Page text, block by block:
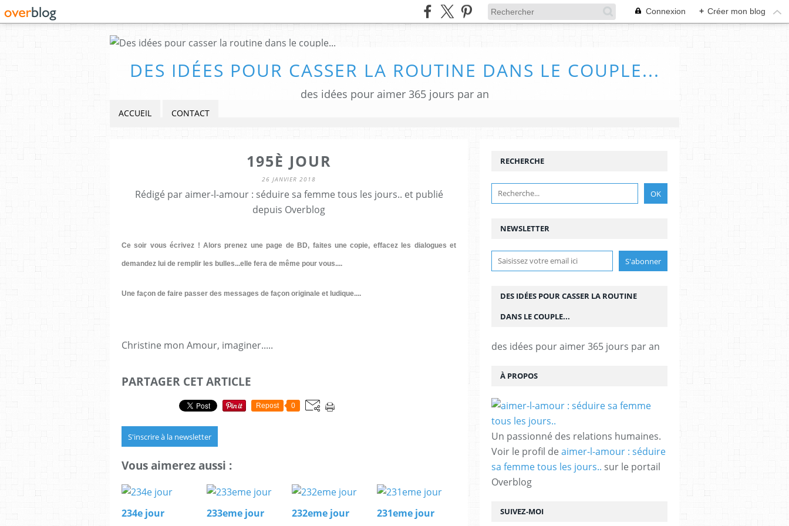
Connexion + Créer mon blog
DES IDÉES POUR CASSER LA ROUTINE DANS LE COUPLE...
des idées pour aimer 365 jours par an
ACCUEIL CONTACT
195È JOUR
26 JANVIER 2018
Rédigé par aimer-l-amour : séduire sa femme tous les jours.. et publié
depuis Overblog
Ce soir vous écrivez ! Alors prenez une page de BD, faites une copie, effacez les dialogues et
demandez lui de remplir les bulles...elle fera de même pour vous....
Une façon de faire passer des messages de façon originale et ludique....
Christine mon Amour, imaginer.....
PARTAGER CET ARTICLE
Repost 0
S'inscrire à la newsletter
Vous aimerez aussi :
234e jour 233eme jour 232eme jour 231eme jour
NEWSLETTER
SUIVEZ-MOI
RECHERCHE
DES IDÉES POUR CASSER LA ROUTINE
DANS LE COUPLE...
des idées pour aimer 365 jours par an
À PROPOS
Un passionné des relations humaines.
Voir le profil de aimer-l-amour : séduire
sa femme tous les jours.. sur le portail
Overblog